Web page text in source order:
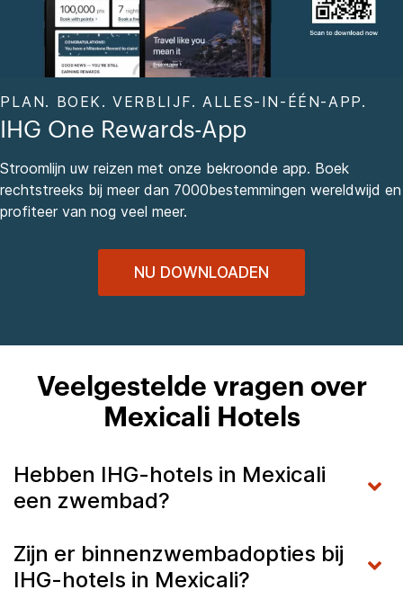
PLAN. BOEK. VERBLIJF. ALLES-IN-ÉÉN-APP.
IHG One Rewards-App
Stroomlijn uw reizen met onze bekroonde app. Boek
rechtstreeks bij meer dan 7000bestemmingen wereldwijd en
profiteer van nog veel meer.
NU DOWNLOADEN
Veelgestelde vragen over
Mexicali Hotels
Hebben IHG-hotels in Mexicali
een zwembad?
Zijn er binnenzwembadopties bij
IHG-hotels in Mexicali?